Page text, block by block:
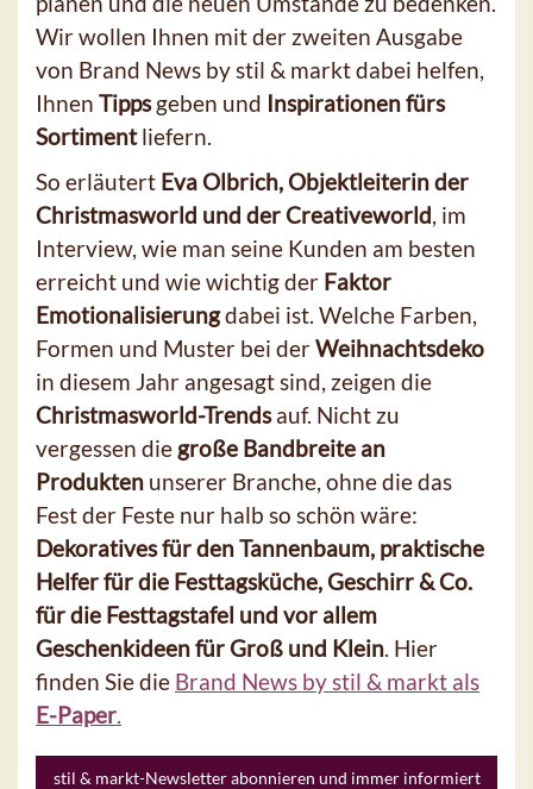
Wir wollen Ihnen mit der zweiten Ausgabe
von Brand News by stil & markt dabei helfen,
Ihnen Tippsgeben und Inspirationen fürs
Sortimentliefern.
So erläutert Eva Olbrich, Objektleiterin der
Christmasworld und der Creativeworld, im
Interview, wie man seine Kunden am besten
erreicht und wie wichtig der Faktor
Emotionalisierungdabei ist. Welche Farben,
Formen und Muster bei derWeihnachtsdeko
in diesem Jahr angesagt sind, zeigen die
Christmasworld-Trendsauf. Nicht zu
vergessen diegroße Bandbreite an
Produkten unserer Branche, ohne die das
Fest der Feste nur halb so schön wäre:
Dekoratives für den Tannenbaum, praktische
Helfer für die Festtagsküche, Geschirr & Co.
für die Festtagstafel und vor allem
Geschenkideen für Groß und Klein. Hier
finden Sie die Brand News by stil & markt als
E-Paper.
stil & markt-Newsletter abonnieren und immer informiert